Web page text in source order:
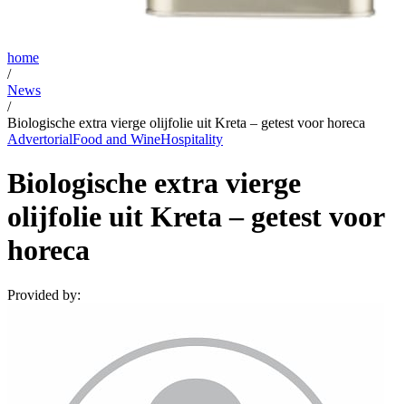
home
/
News
/
Biologische extra vierge olijfolie uit Kreta – getest voor horeca
AdvertorialFood and WineHospitality
Biologische extra vierge
olijfolie uit Kreta – getest voor
horeca
Provided by: